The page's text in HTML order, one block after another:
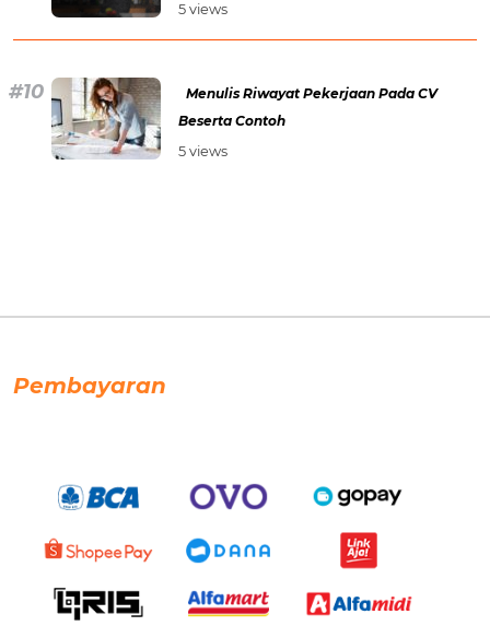
5 views
Menulis Riwayat Pekerjaan Pada CV
Beserta Contoh
5 views
Pembayaran